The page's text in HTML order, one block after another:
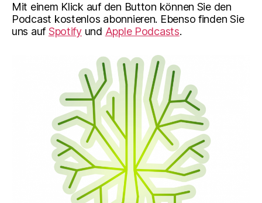
Mit einem Klick auf den Button können Sie den
Podcast kostenlos abonnieren. Ebenso finden Sie
uns auf Spotifyund Apple Podcasts.